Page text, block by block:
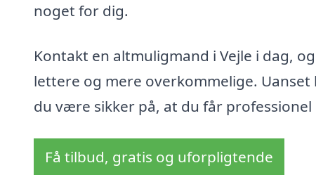
noget for dig.
Kontakt en altmuligmand i Vejle i dag,
lettere og mere overkommelige.
du være sikker på, at du får
Få tilbud, gratis og uforpligtende